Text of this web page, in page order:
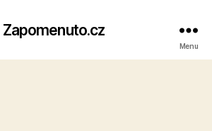
Zapomenuto.cz
Menu